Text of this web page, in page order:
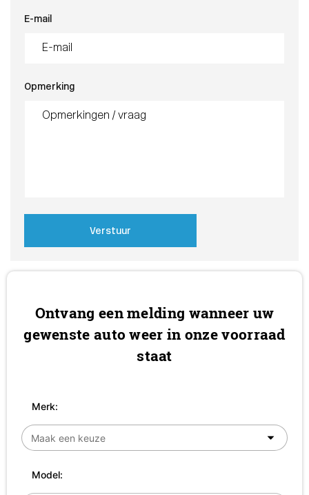
E-mail
Opmerking
Verstuur
Ontvang een melding wanneer uw
gewenste auto weer in onze voorraad
staat
Merk:
Model: